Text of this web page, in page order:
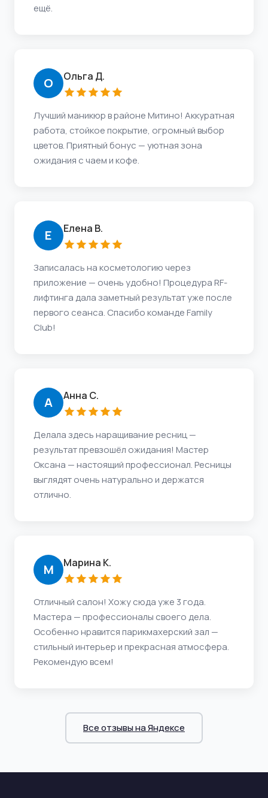
ещё.
О Ольга Д.
Лучший маникюр в районе Митино! Аккуратная
работа, стойкое покрытие, огромный выбор
цветов. Приятный бонус — уютная зона
ожидания с чаем и кофе.
Е Елена В.
Записалась на косметологию через
приложение — очень удобно! Процедура RF-
лифтинга дала заметный результат уже после
первого сеанса. Спасибо команде Family
Club!
А Анна С.
Делала здесь наращивание ресниц —
результат превзошёл ожидания! Мастер
Оксана — настоящий профессионал. Ресницы
выглядят очень натурально и держатся
отлично.
М Марина К.
Отличный салон! Хожу сюда уже 3 года.
Мастера — профессионалы своего дела.
Особенно нравится парикмахерский зал —
стильный интерьер и прекрасная атмосфера.
Рекомендую всем!
Все отзывы на Яндексе